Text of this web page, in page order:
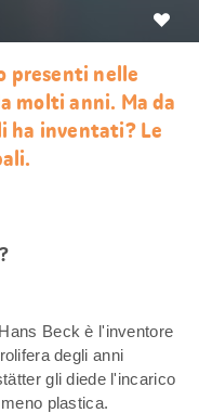
presenti nelle
molti anni. Ma da
ha inventati? Le
Beck è l'inventore
degli anni
gli diede l'incarico
plastica.